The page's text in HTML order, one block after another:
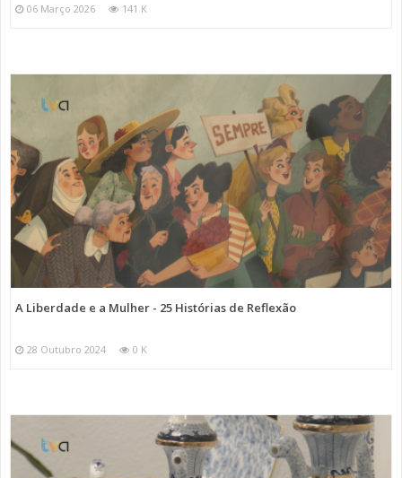
06 Março 2026 141 K
A Liberdade e a Mulher - 25 Histórias de Reflexão
28 Outubro 2024 0 K